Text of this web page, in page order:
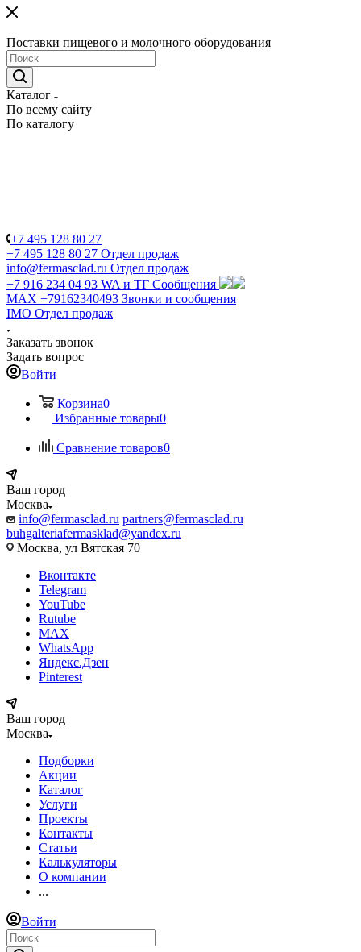
Поставки пищевого и молочного оборудования
Каталог
По всему сайту
По каталогу
+7 495 128 80 27
+7 495 128 80 27 Отдел продаж
info@fermasclad.ru Отдел продаж
+7 916 234 04 93 WA и ТГ Сообщения
MAX +79162340493 Звонки и сообщения
IMO Отдел продаж
Заказать звонок
Задать вопрос
Войти
Корзина0
Избранные товары0
Сравнение товаров0
Ваш город
Москва
info@fermasclad.ru partners@fermasclad.ru
buhgalteriafermasklad@yandex.ru
Москва, ул Вятская 70
Вконтакте
Telegram
YouTube
Rutube
MAX
WhatsApp
Яндекс.Дзен
Pinterest
Ваш город
Москва
Подборки
Акции
Каталог
Услуги
Проекты
Контакты
Статьи
Калькуляторы
О компании
...
Войти